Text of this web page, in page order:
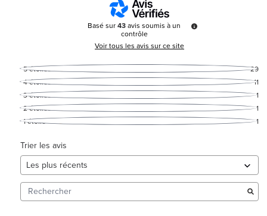
Basé sur43avis soumis à un
contrôle
Voir tous les avis sur ce site
5étoiles
29
4étoiles
11
3étoiles
1
2étoiles
1
1étoile 1
Trier les avis